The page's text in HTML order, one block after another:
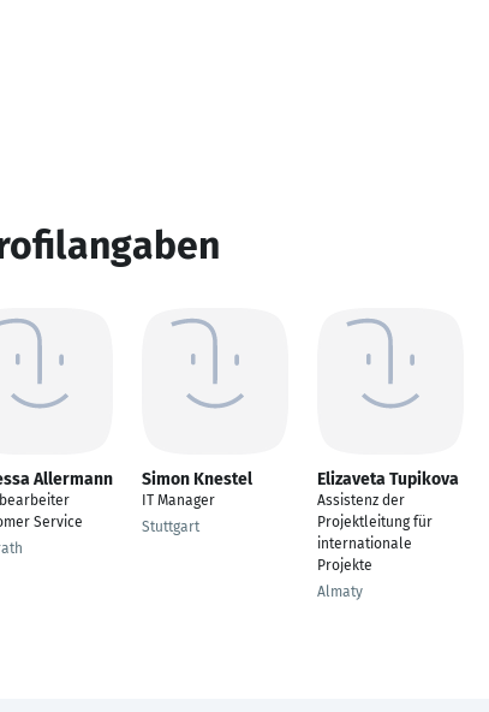
Allermann
Service
Simon Knestel
IT Manager
Stuttgart
Elizaveta Tupikova
Assistenz der
Projektleitung für
internationale
Projekte
Almaty